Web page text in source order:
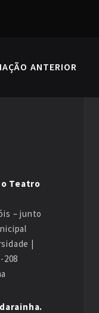
ANTERIOR
Teatro
– junto
|
208